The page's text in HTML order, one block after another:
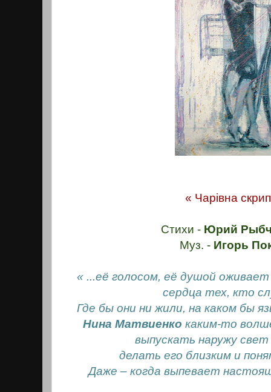
« Чарiвна
Стихи - Юрий
Муз. - Игорь
« ...её голосом, её душой оживает
сердца тех, кто
Где бы они ни жили, на каком бы
Нина Матвиенко каким-то
выпускать наружу
делать его близким и
Даже – когда выпевает